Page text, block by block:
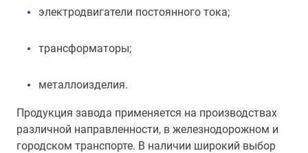
электродвигатели постоянного тока;
трансформаторы;
металлоизделия.
Продукция завода применяется на производствах
различной направленности, в железнодорожном и
городском транспорте. В наличии широкий выбор